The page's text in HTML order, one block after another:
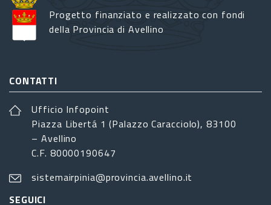
Progetto finanziato e realizzato con fondi
della Provincia di Avellino
CONTATTI
Ufficio Infopoint
Piazza Libertá 1 (Palazzo Caracciolo), 83100
– Avellino
C.F. 80000190647
sistemairpinia@provincia.avellino.it
SEGUICI